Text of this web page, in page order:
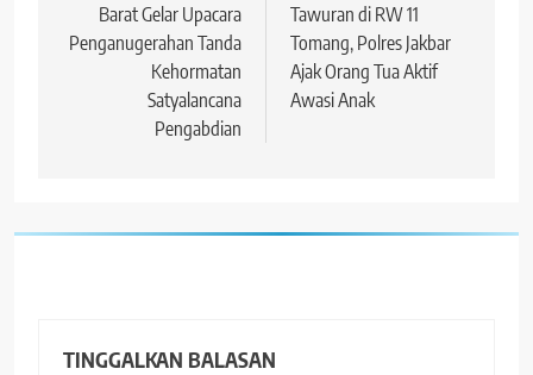
Barat Gelar Upacara
Penganugerahan Tanda
Kehormatan
Satyalancana
Pengabdian
Tawuran di RW 11
Tomang, Polres Jakbar
Ajak Orang Tua Aktif
Awasi Anak
TINGGALKAN BALASAN